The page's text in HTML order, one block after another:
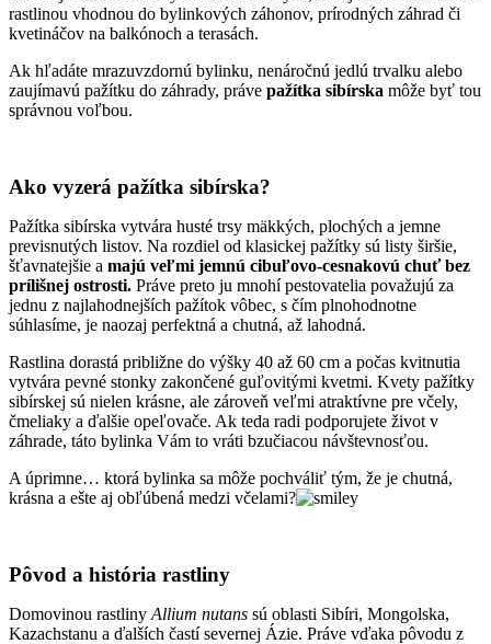
rastlinou vhodnou do bylinkových záhonov, prírodných záhrad či
kvetináčov na balkónoch a terasách.
Ak hľadáte mrazuvzdornú bylinku, nenáročnú jedlú trvalku alebo
zaujímavú pažítku do záhrady, práve pažítka sibírska môže byť tou
správnou voľbou.
Ako vyzerá pažítka sibírska?
Pažítka sibírska vytvára husté trsy mäkkých, plochých a jemne
previsnutých listov. Na rozdiel od klasickej pažítky sú listy širšie,
šťavnatejšie a majú veľmi jemnú cibuľovo-cesnakovú chuť bez
prílišnej ostrosti. Práve preto ju mnohí pestovatelia považujú za
jednu z najlahodnejších pažítok vôbec, s čím plnohodnotne
súhlasíme, je naozaj perfektná a chutná, až lahodná.
Rastlina dorastá približne do výšky 40 až 60 cm a počas kvitnutia
vytvára pevné stonky zakončené guľovitými kvetmi. Kvety pažítky
sibírskej sú nielen krásne, ale zároveň veľmi atraktívne pre včely,
čmeliaky a ďalšie opeľovače. Ak teda radi podporujete život v
záhrade, táto bylinka Vám to vráti bzučiacou návštevnosťou.
A úprimne… ktorá bylinka sa môže pochváliť tým, že je chutná,
krásna a ešte aj obľúbená medzi včelami?
Pôvod a história rastliny
Domovinou rastliny Allium nutans sú oblasti Sibíri, Mongolska,
Kazachstanu a ďalších častí severnej Ázie. Práve vďaka pôvodu z